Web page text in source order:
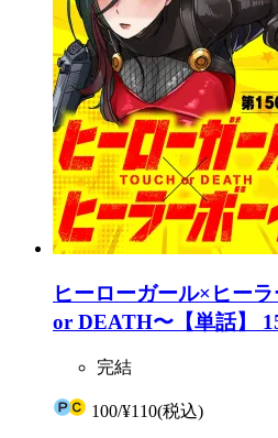
ヒーローガール×ヒー
or DEATH〜【単話】
完結
100/¥110(税込)